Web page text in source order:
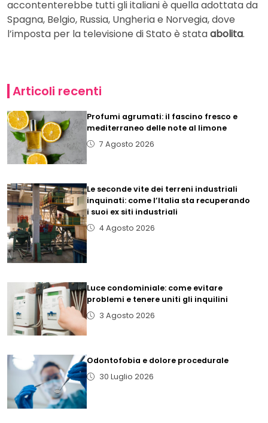
accontenterebbe tutti gli italiani è quella adottata da
Spagna, Belgio, Russia, Ungheria e Norvegia, dove
l’imposta per la televisione di Stato è stataabolita.
Articoli recenti
Profumi agrumati: il fascino fresco e
mediterraneo delle note al limone
7 Agosto 2026
Le seconde vite dei terreni industriali
inquinati: come l’Italia sta recuperando
i suoi ex siti industriali
4 Agosto 2026
Luce condominiale: come evitare
problemi e tenere uniti gli inquilini
3 Agosto 2026
Odontofobia e dolore procedurale
30 Luglio 2026